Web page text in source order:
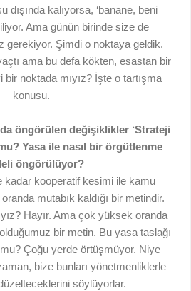
dışında kalıyorsa, ‘banane, beni
Ama günün birinde size de
gerekiyor. Şimdi o noktaya geldik.
ama bu defa kökten, esastan bir
noktada mıyız? İşte o tartışma
konusu.
öngörülen değişiklikler ‘Strateji
Yasa ile nasıl bir örgütlenme
öngörülüyor?
kadar kooperatif kesimi ile kamu
mutabık kaldığı bir metindir.
Hayır. Ama çok yüksek oranda
bir metin. Bu yasa taslağı
Çoğu yerde örtüşmüyor. Niye
bize bunları yönetmenliklerle
söylüyorlar.